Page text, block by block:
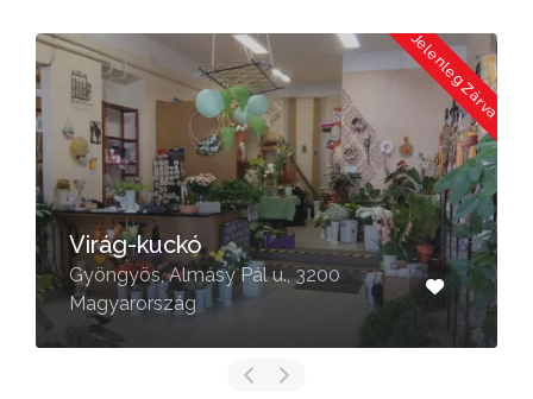
Jelenleg Zárva
Virág-kuckó
Gyöngyös, Almásy Pál u., 3200
Magyarország